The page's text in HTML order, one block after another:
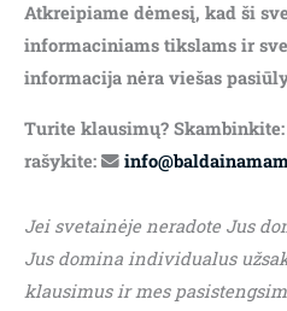
Atkreipiame dėmesį, kad ši
informaciniams tikslams ir
informacija nėra viešas
Turite klausimų? Skambinkite:
rašykite:
Jei svetainėje neradote Jus
Jus domina individualus
klausimus ir mes